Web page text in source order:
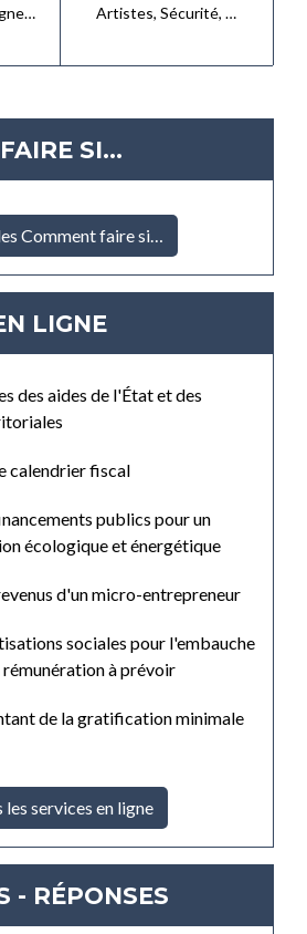
Artistes,Sécurité, …
SI…
Comment faire si…
LIGNE
des aides de l'État et des
calendrier fiscal
publics pour un
écologique et énergétique
d'un micro-entrepreneur
sociales pour l'embauche
rémunération à prévoir
de la gratification minimale
les services en ligne
- RÉPONSES